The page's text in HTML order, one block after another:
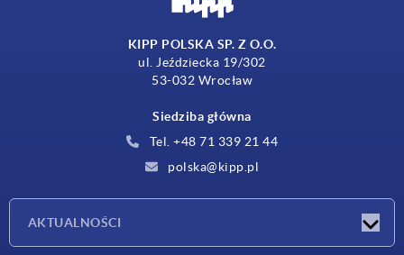
KIPP POLSKA SP. Z O.O.
ul. Jeździecka 19/302
53-032 Wrocław
Siedziba główna
Tel. +48 71 339 21 44
polska@kipp.pl
AKTUALNOŚCI